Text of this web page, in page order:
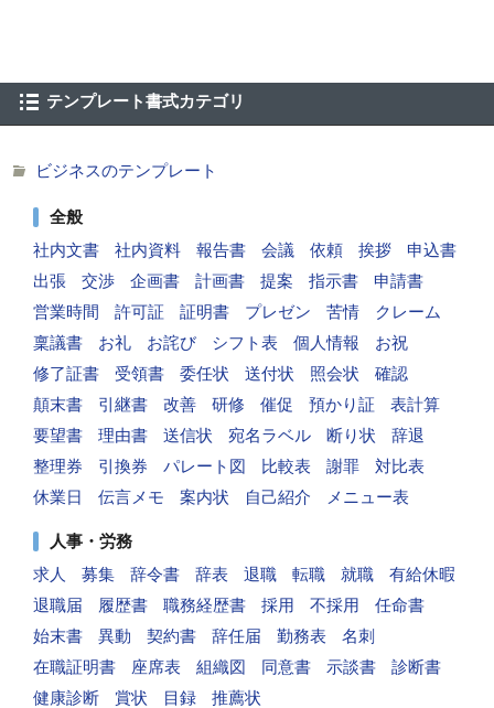
テンプレート書式カテゴリ
ビジネスのテンプレート
全般
社内文書
社内資料 報告書 会議 依頼 挨拶
申込書
出張
交渉 企画書 計画書 提案 指示書
申請書
営業時間
許可証 証明書 プレゼン 苦情
クレーム
稟議書
お礼 お詫び シフト表 個人情報
お祝
修了証書
受領書 委任状 送付状 照会状
確認
顛末書
引継書 改善 研修 催促 預かり証
表計算
要望書
理由書 送信状 宛名ラベル 断り状
辞退
整理券
引換券 パレート図 比較表 謝罪
対比表
休業日
伝言メモ 案内状 自己紹介 メニュー表
人事・労務
求人
募集 辞令書 辞表 退職 転職 就職
有給休暇
退職届
履歴書 職務経歴書 採用 不採用
任命書
始末書
異動 契約書 辞任届 勤務表
名刺
在職証明書
座席表 組織図 同意書 示談書
診断書
健康診断
賞状 目録 推薦状